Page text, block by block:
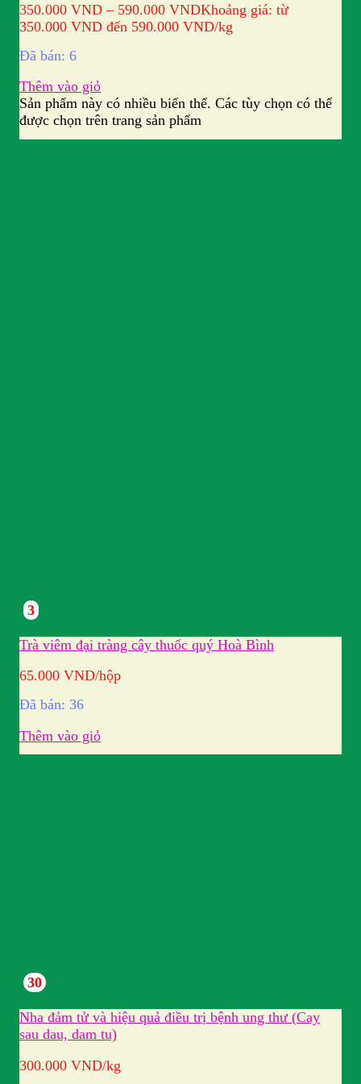
350.000 VND – 590.000 VNDKhoảng giá: từ
350.000 VND đến 590.000 VND/kg
Đã bán: 6
Thêm vào giỏ
Sản phẩm này có nhiều biến thể. Các tùy chọn có thể
được chọn trên trang sản phẩm
3
Trà viêm đại tràng cây thuốc quý Hoà Bình
65.000 VND/hộp
Đã bán: 36
Thêm vào giỏ
30
Nha đảm tử và hiệu quả điều trị bệnh ung thư (Cay
sau dau, dam tu)
300.000 VND/kg